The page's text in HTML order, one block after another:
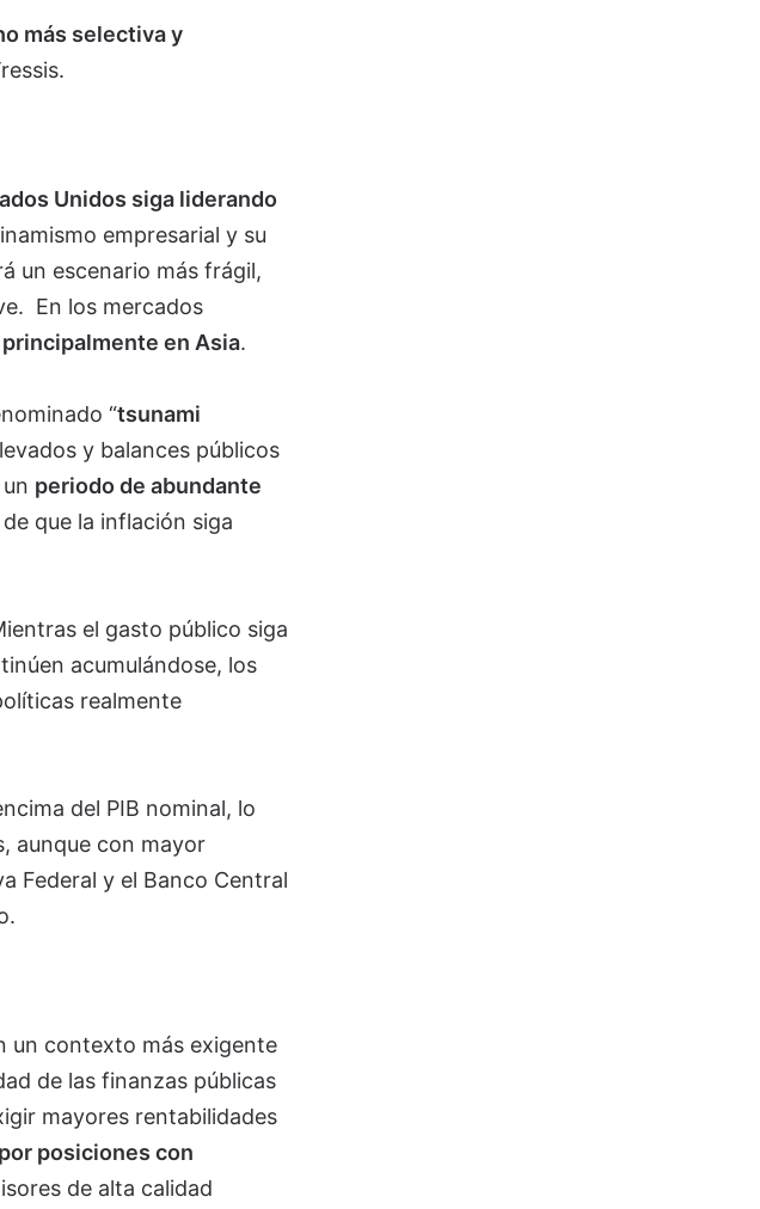
más selectiva y
Unidos siga liderando
empresarial y su
un escenario más frágil,
En los mercados
en Asia.
“tsunami
y balances públicos
periodo de abundante
que la inflación siga
el gasto público siga
acumulándose, los
realmente
del PIB nominal, lo
aunque con mayor
Federal y el Banco Central
un contexto más exigente
de las finanzas públicas
mayores rentabilidades
posiciones con
de alta calidad